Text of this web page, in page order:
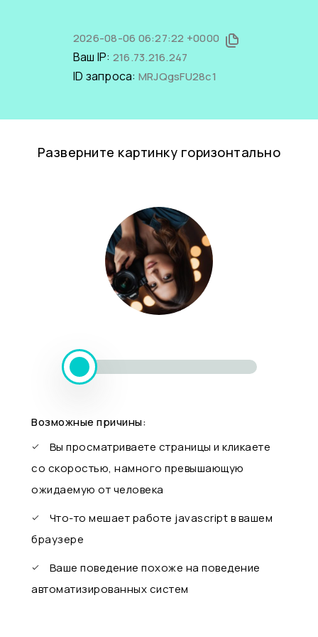
2026-08-06 06:27:22 +0000
Ваш IP: 216.73.216.247
ID запроса: MRJQgsFU28c1
Разверните картинку горизонтально
Возможные причины:
Вы просматриваете страницы и кликаете
со скоростью, намного превышающую
ожидаемую от человека
Что-то мешает работе javascript в вашем
браузере
Ваше поведение похоже на поведение
автоматизированных систем